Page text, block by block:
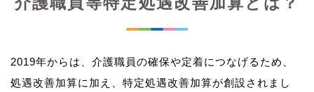
2019年からは、介護職員の確保や定着につなげるため、
処遇改善加算に加え、特定処遇改善加算が創設されまし